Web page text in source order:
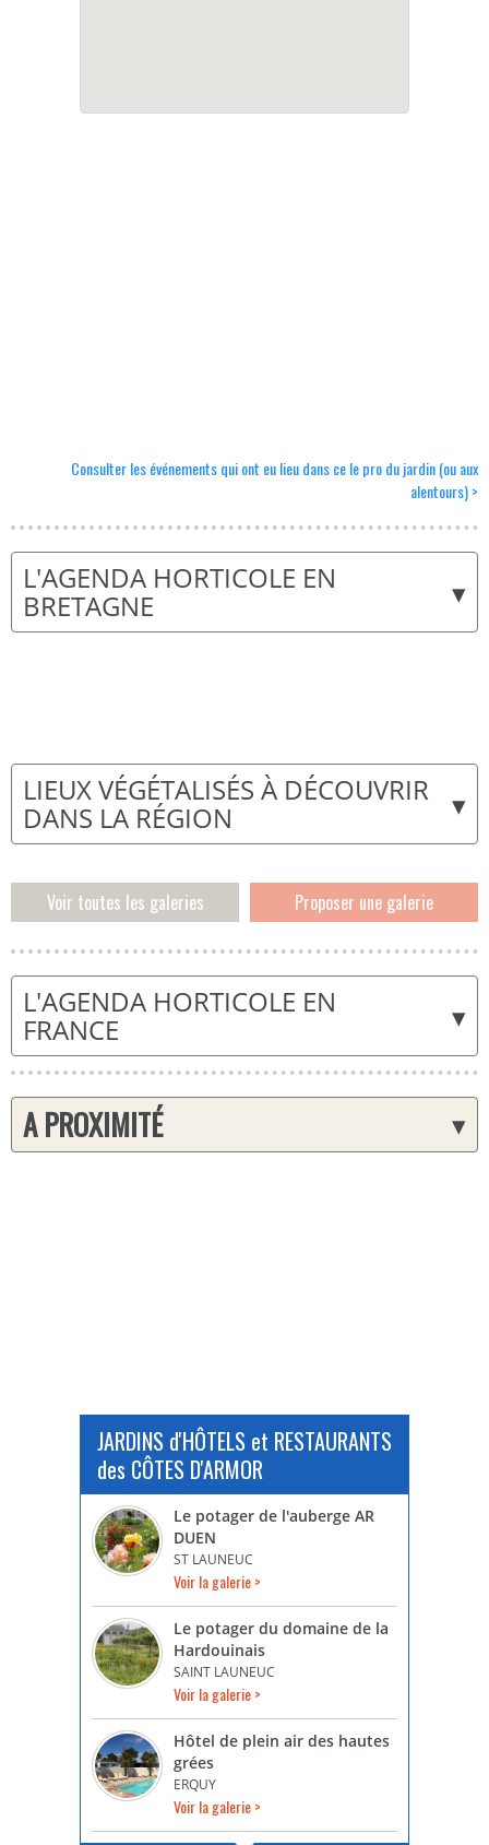
Consulter les événements qui ont eu lieu dans ce le pro du jardin (ou aux
alentours) >
▾
L'AGENDA HORTICOLE EN
BRETAGNE
▾
LIEUX VÉGÉTALISÉS À DÉCOUVRIR
DANS LA RÉGION
Voir toutes les galeries Proposer une galerie
▾
L'AGENDA HORTICOLE EN
FRANCE
▾
A PROXIMITÉ
JARDINS d'HÔTELS et RESTAURANTS
des CÔTES D'ARMOR
Le potager de l'auberge AR
DUEN
ST LAUNEUC
Voir la galerie >
Le potager du domaine de la
Hardouinais
SAINT LAUNEUC
Voir la galerie >
Hôtel de plein air des hautes
grées
ERQUY
Voir la galerie >